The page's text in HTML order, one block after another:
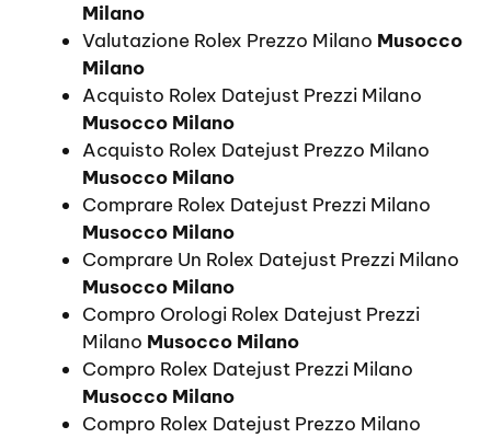
Milano
Valutazione Rolex Prezzo Milano Musocco
Milano
Acquisto Rolex Datejust Prezzi Milano
Musocco Milano
Acquisto Rolex Datejust Prezzo Milano
Musocco Milano
Comprare Rolex Datejust Prezzi Milano
Musocco Milano
Comprare Un Rolex Datejust Prezzi Milano
Musocco Milano
Compro Orologi Rolex Datejust Prezzi
Milano Musocco Milano
Compro Rolex Datejust Prezzi Milano
Musocco Milano
Compro Rolex Datejust Prezzo Milano